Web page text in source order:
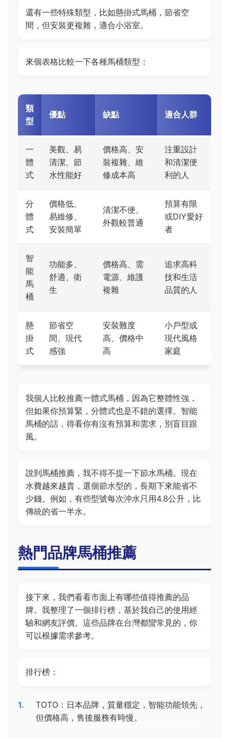
還有一些特殊類型，比如懸掛式馬桶，節省空
間，但安裝更複雜，適合小浴室。
來個表格比較一下各種馬桶類型：
類
型
優點 缺點 適合人群
一
體
式
美觀、易
清潔、節
水性能好
價格高、安
裝複雜、維
修成本高
注重設計
和清潔便
利的人
分
體
式
價格低、
易維修、
安裝簡單
清潔不便、
外觀較普通
預算有限
或DIY愛好
者
智
能
馬
桶
功能多、
舒適、衛
生
價格高、需
電源、維護
複雜
追求高科
技和生活
品質的人
懸
掛
式
節省空
間、現代
感強
安裝難度
高、價格中
高
小戶型或
現代風格
家庭
我個人比較推薦一體式馬桶，因為它整體性強，
但如果你預算緊，分體式也是不錯的選擇。智能
馬桶的話，得看你有沒有預算和需求，別盲目跟
風。
說到馬桶推薦，我不得不提一下節水馬桶。現在
水費越來越貴，選個節水型的，長期下來能省不
少錢。例如，有些型號每次沖水只用4.8公升，比
傳統的省一半水。
熱門品牌馬桶推薦
接下來，我們看看市面上有哪些值得推薦的品
牌。我整理了一個排行榜，基於我自己的使用經
驗和網友評價。這些品牌在台灣都蠻常見的，你
可以根據需求參考。
排行榜：
TOTO：日本品牌，質量穩定，智能功能領先，
但價格高，售後服務有時慢。